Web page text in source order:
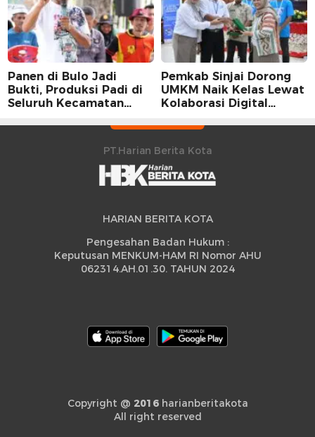
Panen di Bulo Jadi
Bukti, Produksi Padi di
Seluruh Kecamatan
Peningkatan
Pemkab Sinjai Dorong
UMKM Naik Kelas Lewat
Kolaborasi Digital
PT.Harian Berita Kota
HARIAN BERITA KOTA
Pengesahan Badan Hukum :
Keputusan MENKUM-HAM RI Nomor AHU
062314.AH.01.30. TAHUN 2024
Copyright @ 2016harianberitakota
All right reserved